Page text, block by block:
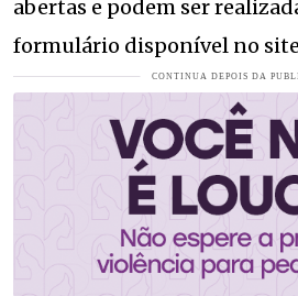
abertas e podem ser
formulário disponível no site